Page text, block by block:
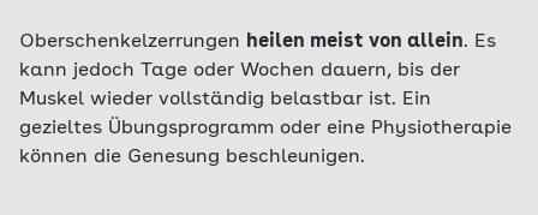
Oberschenkelzerrungen heilen meist von allein. Es
kann jedoch Tage oder Wochen dauern, bis der
Muskel wieder vollständig belastbar ist. Ein
gezieltes Übungsprogramm oder eine Physiotherapie
können die Genesung beschleunigen.